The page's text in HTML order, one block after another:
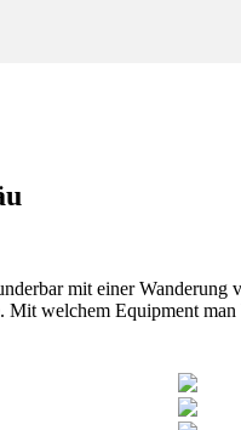
mit einer Wanderung
Mit welchem Equipment